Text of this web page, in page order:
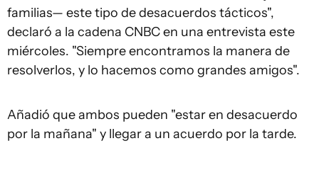
familias— este tipo de desacuerdos tácticos",
declaró a la cadena CNBC en una entrevista este
miércoles. "Siempre encontramos la manera de
resolverlos, y lo hacemos como grandes amigos".
Añadió que ambos pueden "estar en desacuerdo
por la mañana" y llegar a un acuerdo por la tarde.